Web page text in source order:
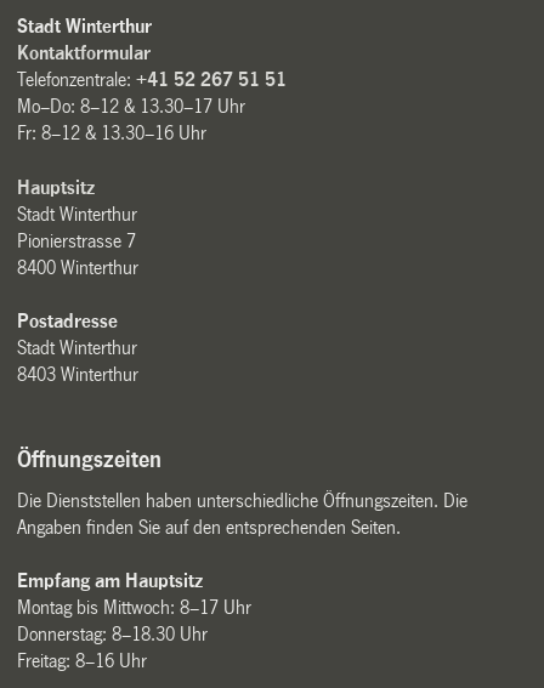
Stadt Winterthur
Kontaktformular
Telefonzentrale:+41 52 267 51 51
Mo–Do: 8–12 & 13.30–17 Uhr
Fr: 8–12 & 13.30–16 Uhr
Hauptsitz
Stadt Winterthur
Pionierstrasse 7
8400 Winterthur
Postadresse
Stadt Winterthur
8403 Winterthur
Öffnungszeiten
Die Dienststellen haben unterschiedliche Öffnungszeiten. Die
Angaben finden Sie auf den entsprechenden Seiten.
Empfang am Hauptsitz
Montag bis Mittwoch: 8–17 Uhr
Donnerstag: 8–18.30 Uhr
Freitag: 8–16 Uhr